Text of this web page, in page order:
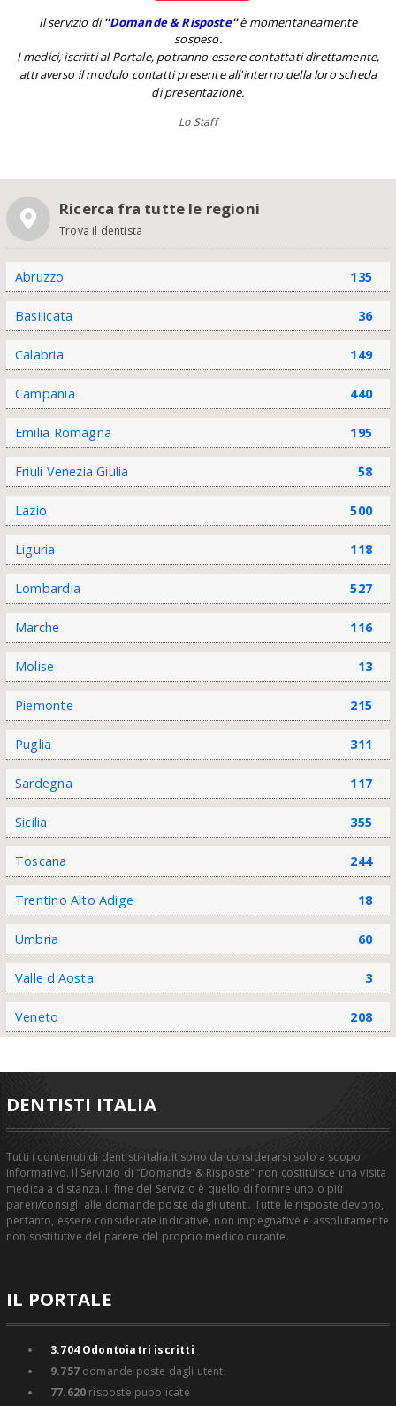
Il servizio di''Domande & Risposte''è momentaneamente
sospeso.
I medici, iscritti al Portale, potranno essere contattati direttamente,
attraverso il modulo contatti presente all'interno della loro scheda
di presentazione.
Lo Staff
Ricerca fra tutte le regioni
Trova il dentista
Abruzzo 135
Basilicata 36
Calabria 149
Campania 440
Emilia Romagna 195
Friuli Venezia Giulia 58
Lazio 500
Liguria 118
Lombardia 527
Marche 116
Molise 13
Piemonte 215
Puglia 311
Sardegna 117
Sicilia 355
Toscana 244
Trentino Alto Adige 18
Umbria 60
Valle d'Aosta 3
Veneto 208
DENTISTI ITALIA
Tutti i contenuti di dentisti-italia.it sono da considerarsi solo a scopo
informativo. Il Servizio di "Domande & Risposte" non costituisce una visita
medica a distanza. Il fine del Servizio è quello di fornire uno o più
pareri/consigli alle domande poste dagli utenti. Tutte le risposte devono,
pertanto, essere considerate indicative, non impegnative e assolutamente
non sostitutive del parere del proprio medico curante.
IL PORTALE
3.704Odontoiatri iscritti
9.757domande poste dagli utenti
77.620 risposte pubblicate